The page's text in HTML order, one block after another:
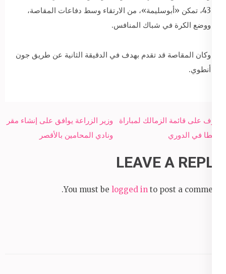
43، تمكن «أبوسليمة»، من الارتقاء وسط دفاعات المقاصة،
ووضع الكرة في شباك المنافس.
وكان المقاصة قد تقدم بهدف في الدقيقة الثانية عن طريق جون
أنطوي.
Post
navigation
وزير الزراعة يوافق على إنشاء مقر
ونادي المحامين بالأقصر
تعرف على قائمة الزمالك لمباراة
طنطا في الدوري
LEAVE A REPLY
You must be logged in to post a comment.